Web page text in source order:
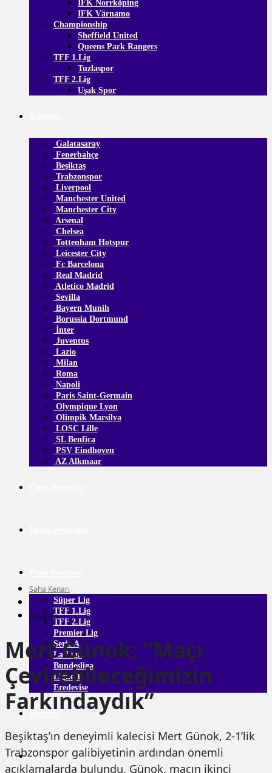
IFK Norrköping
IFK Värnamo
Championship
Sheffield United
Queens Park Rangers
TFF 1.Lig
Tuzlaspor
TFF 2.Lig
Uşak Spor
Galatasaray
Fenerbahçe
Beşiktaş
Trabzonspor
Liverpool
Manchester United
Manchester City
Arsenal
Chelsea
Tottenham Hotspur
Leicester City
Fc Barcelona
Real Madrid
Atletico Madrid
Sevilla
Bayern Munih
Borussia Dortmund
İnter
Juventus
Lazio
Milan
Roma
Napoli
Paris Saint-Germain
Olympique Lyon
Olimpik Marsilya
LOSC Lille
SL Benfica
PSV Eindhoven
AZ Alkmaar
Süper Lig
TFF 1.Lig
TFF 2.Lig
Premier Lig
Serie A
La Liga
Bundesliga
Ligue 1
Eredevise
Galeri
Saha Kenarı
/
Beşiktaş
Mert Günok: “Maçı
Çevirebileceğimizin
Farkındaydık”
Beşiktaş’ın deneyimli kalecisi Mert Günok, 2-1’lik
Trabzonspor galibiyetinin ardından önemli
açıklamalarda bulundu. Günok, maçın ikinci